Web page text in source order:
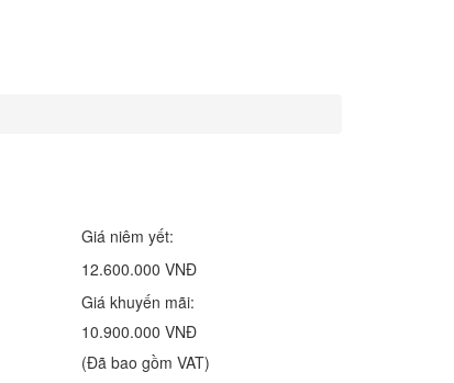
Giá niêm yết:
12.600.000 VNĐ
Giá khuyến mãi:
10.900.000 VNĐ
(Đã bao gồm VAT)